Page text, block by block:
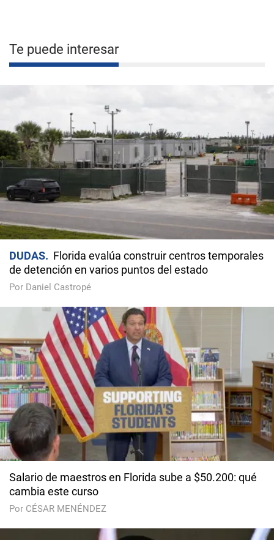
Te puede interesar
DUDAS
Florida evalúa construir centros temporales
de detención en varios puntos del estado
Por Daniel Castropé
Salario de maestros en Florida sube a $50.200: qué
cambia este curso
Por CÉSAR MENÉNDEZ